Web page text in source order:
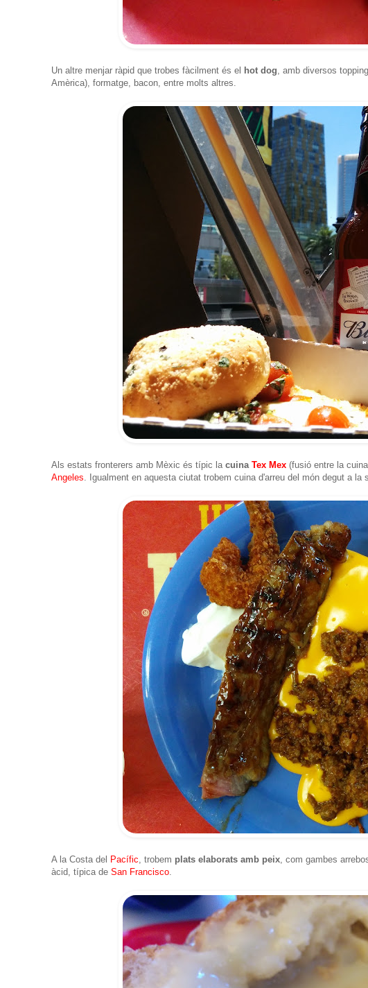
Un altre menjar ràpid que trobes fàcilment és el hot dog , amb diversos
Amèrica), formatge, bacon, entre molts altres.
Als estats fronterers amb Mèxic és típic la cuina Tex Mex (fusió entre la
Angeles . Igualment en aquesta ciutat trobem cuina d'arreu del món degut a la
A la Costa del Pacífic , trobem plats elaborats amb peix , com gambes
àcid, típica de San Francisco